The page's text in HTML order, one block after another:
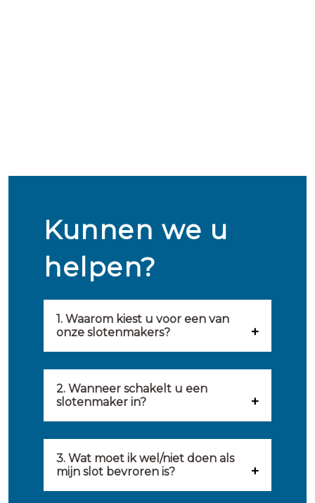
Kunnen we u
helpen?
1. Waarom kiest u voor een van
onze slotenmakers?
geselecteerd op kwaliteit,
partij om u van dienst te zijn.
2. Wanneer schakelt u een
slotenmaker in?
slotenmaker inschakelen
wanneer: u uzelf heeft
3. Wat moet ik wel/niet doen als
mijn slot bevroren is?